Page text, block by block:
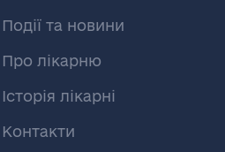
Події та новини
Про лікарню
Історія лікарні
Контакти